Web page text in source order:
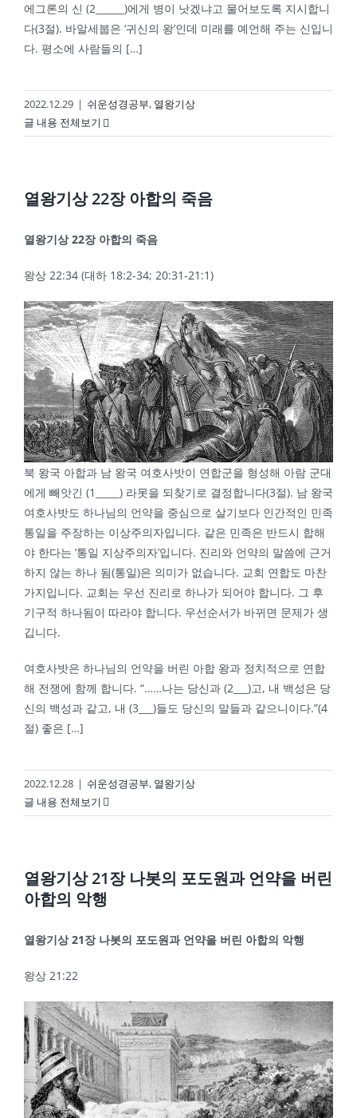
에그론의 신 (2______)에게 병이 낫겠냐고 물어보도록 지시합니
다(3절). 바알세붑은 ‘귀신의 왕’인데 미래를 예언해 주는 신입니
다. 평소에 사람들의 […]
2022.12.29 | 쉬운성경공부, 열왕기상
글 내용 전체보기
열왕기상 22장 아합의 죽음
열왕기상22장 아합의 죽음
왕상 22:34 (대하 18:2-34; 20:31-21:1)
북 왕국 아합과 남 왕국 여호사밧이 연합군을 형성해 아람 군대
에게 빼앗긴 (1_____) 라못을 되찾기로 결정합니다(3절). 남 왕국
여호사밧도 하나님의 언약을 중심으로 살기보다 인간적인 민족
통일을 주장하는 이상주의자입니다. 같은 민족은 반드시 합해
야 한다는 ‘통일 지상주의자’입니다. 진리와 언약의 말씀에 근거
하지 않는 하나 됨(통일)은 의미가 없습니다. 교회 연합도 마찬
가지입니다. 교회는 우선 진리로 하나가 되어야 합니다. 그 후
기구적 하나됨이 따라야 합니다. 우선순서가 바뀌면 문제가 생
깁니다.
여호사밧은 하나님의 언약을 버린 아합 왕과 정치적으로 연합
해 전쟁에 함께 합니다. “……나는 당신과 (2___)고, 내 백성은 당
신의 백성과 같고, 내 (3___)들도 당신의 말들과 같으니이다.”(4
절) 좋은 […]
2022.12.28 | 쉬운성경공부, 열왕기상
글 내용 전체보기
열왕기상 21장 나봇의 포도원과 언약을 버린
아합의 악행
열왕기상21장 나봇의 포도원과 언약을 버린 아합의 악행
왕상 21:22